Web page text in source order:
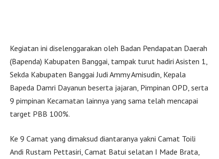
Kegiatan ini diselenggarakan oleh Badan Pendapatan Daerah
(Bapenda) Kabupaten Banggai, tampak turut hadiri Asisten 1,
Sekda Kabupaten Banggai Judi Ammy Amisudin, Kepala
Bapeda Damri Dayanun beserta jajaran, Pimpinan OPD, serta
9 pimpinan Kecamatan lainnya yang sama telah mencapai
target PBB 100%.
Ke 9 Camat yang dimaksud diantaranya yakni Camat Toili
Andi Rustam Pettasiri, Camat Batui selatan I Made Brata,